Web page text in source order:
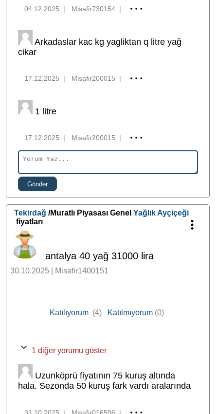
04.12.2025 | Misafir730154 |
Arkadaslar kac kg yagliktan q litre yağ
cikar
17.12.2025 | Misafir200015 |
1 litre
17.12.2025 | Misafir200015 |
Gönder
Tekirdağ /Muratlı Piyasası GenelYağlık Ayçiçeği
fiyatları
antalya 40 yağ 31000 lira
30.10.2025 | Misafir1400151
Katılıyorum (4) Katılmıyorum (0)
1 diğer yorumu göster
Uzunköprü fiyatının 75 kuruş altında
hala. Sezonda 50 kuruş fark vardı aralarında
31.10.2025 | Misafir016506 |